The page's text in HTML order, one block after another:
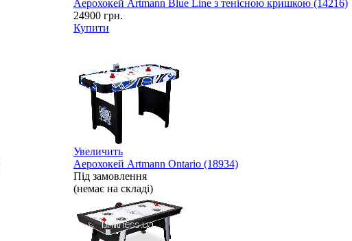
Аерохокей Artmann Blue Line з тенісною кришкою (14216)
24900 грн.
Купити
Увеличить
Аерохокей Artmann Ontario (18934)
Під замовлення
(немає на складі)